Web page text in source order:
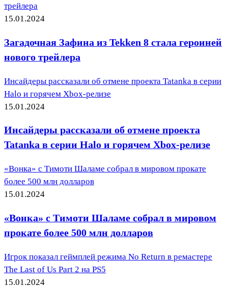
трейлера
15.01.2024
Загадочная Зафина из Tekken 8 стала героиней
нового трейлера
Инсайдеры рассказали об отмене проекта Tatanka в серии
Halo и горячем Xbox-релизе
15.01.2024
Инсайдеры рассказали об отмене проекта
Tatanka в серии Halo и горячем Xbox-релизе
«Вонка» с Тимоти Шаламе собрал в мировом прокате
более 500 млн долларов
15.01.2024
«Вонка» с Тимоти Шаламе собрал в мировом
прокате более 500 млн долларов
Игрок показал геймплей режима No Return в ремастере
The Last of Us Part 2 на PS5
15.01.2024